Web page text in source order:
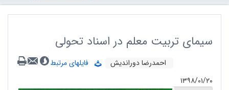
سیمای تربیت معلم در اسناد تحولی
احمدرضا دوراندیش
فایلهای مرتبط
۱۳۹۸/۰۱/۲۰